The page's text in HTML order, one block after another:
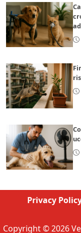
Privacy
Copyright © 2026